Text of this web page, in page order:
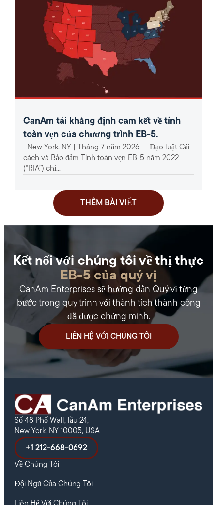
CanAm tái khẳng định cam kết về tính
toàn vẹn của chương trình EB-5.
New York, NY | Tháng 7 năm 2026 — Đạo luật Cải
cách và Bảo đảm Tính toàn vẹn EB-5 năm 2022
(“RIA”) chỉ...
THÊM BÀI VIẾT
Kết nối với chúng tôi về thị thực
EB-5 của quý vị
CanAm Enterprises sẽ hướng dẫn Quý vị từng
bước trong quy trình với thành tích thành công
đã được chứng minh.
LIÊN HỆ VỚI CHÚNG TÔI
Số 48 Phố Wall, lầu 24,
New York, NY 10005, USA
+1 212-668-0692
Về Chúng Tôi
Đội Ngũ Của Chúng Tôi
Liên Hệ Với Chúng Tôi